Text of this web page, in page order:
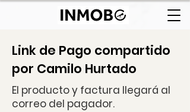
Link de Pago compartido
por Camilo Hurtado
El producto y factura llegará al
correo del pagador.